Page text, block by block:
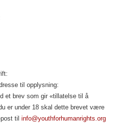
til opplysning:
et brev som gir «tillatelse til å
er under 18 skal dette brevet være
til info@youthforhumanrights.org